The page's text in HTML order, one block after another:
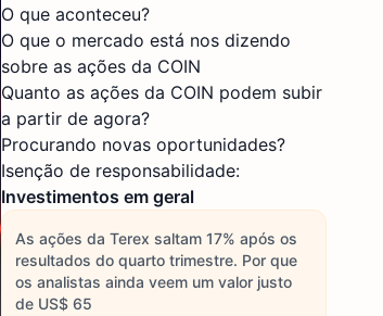
O que aconteceu?
O que o mercado está nos dizendo
sobre as ações da COIN
Quanto as ações da COIN podem subir
a partir de agora?
Procurando novas oportunidades?
Isenção de responsabilidade:
Investimentos em geral
As ações da Terex saltam 17% após os
resultados do quarto trimestre. Por que
os analistas ainda veem um valor justo
de US$ 65